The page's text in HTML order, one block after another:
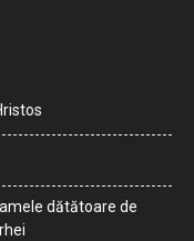
dătătoare de